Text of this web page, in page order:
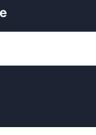
Hyundai